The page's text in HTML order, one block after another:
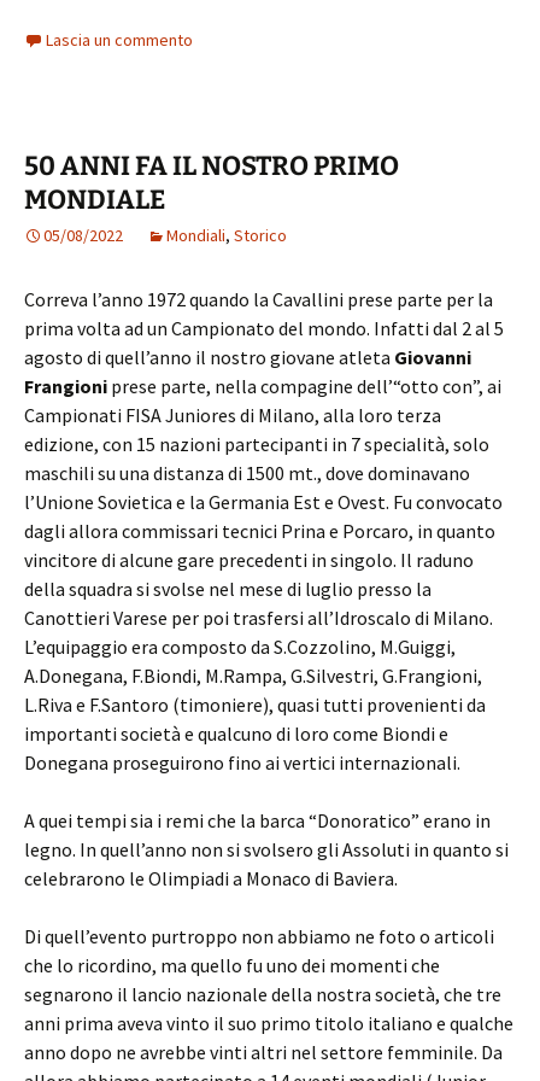
Lascia un commento
50 ANNI FA IL NOSTRO PRIMO
MONDIALE
05/08/2022 Mondiali, Storico
Correva l’anno 1972 quando la Cavallini prese parte per la
prima volta ad un Campionato del mondo. Infatti dal 2 al 5
agosto di quell’anno il nostro giovane atleta Giovanni
Frangioni prese parte, nella compagine dell’“otto con”, ai
Campionati FISA Juniores di Milano, alla loro terza
edizione, con 15 nazioni partecipanti in 7 specialità, solo
maschili su una distanza di 1500 mt., dove dominavano
l’Unione Sovietica e la Germania Est e Ovest. Fu convocato
dagli allora commissari tecnici Prina e Porcaro, in quanto
vincitore di alcune gare precedenti in singolo. Il raduno
della squadra si svolse nel mese di luglio presso la
Canottieri Varese per poi trasfersi all’Idroscalo di Milano.
L’equipaggio era composto da S.Cozzolino, M.Guiggi,
A.Donegana, F.Biondi, M.Rampa, G.Silvestri, G.Frangioni,
L.Riva e F.Santoro (timoniere), quasi tutti provenienti da
importanti società e qualcuno di loro come Biondi e
Donegana proseguirono fino ai vertici internazionali.
A quei tempi sia i remi che la barca “Donoratico” erano in
legno. In quell’anno non si svolsero gli Assoluti in quanto si
celebrarono le Olimpiadi a Monaco di Baviera.
Di quell’evento purtroppo non abbiamo ne foto o articoli
che lo ricordino, ma quello fu uno dei momenti che
segnarono il lancio nazionale della nostra società, che tre
anni prima aveva vinto il suo primo titolo italiano e qualche
anno dopo ne avrebbe vinti altri nel settore femminile. Da